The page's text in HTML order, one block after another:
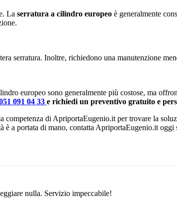
La serratura a cilindro europeo è generalmente
serratura. Inoltre, richiedono una manutenzione
europeo sono generalmente più costose, ma
091 04 33 e richiedi un preventivo gratuito e
competenza di ApriportaEugenio.it per trovare la
a portata di mano, contatta ApriportaEugenio.it oggi
nulla. Servizio impeccabile!